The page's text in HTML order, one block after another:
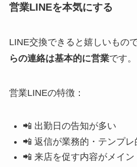
営業LINEを本気にする
LINE交換できると嬉しいもので
らの連絡は基本的に営業です。
営業LINEの特徴：
📲 出勤日の告知が多い
📲 返信が業務的・テンプレ
📲 来店を促す内容がメイン